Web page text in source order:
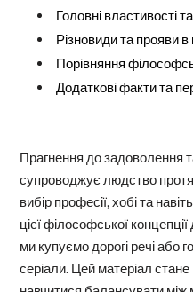
Головні властивості
Різновиди та прояви в
Порівняння
Додаткові факти та
Прагнення до задоволення
супроводжує людство
вибір професії, хобі та
цієї філософської
ми купуємо дорогі речі або
серіали. Цей матеріал